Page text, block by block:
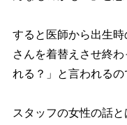
すると医師から出生
さんを着替えさせ終
れる？」と言われるの
スタッフの女性の話